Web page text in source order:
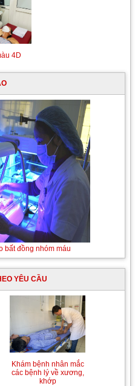
4D
bất đồng nhóm máu
YÊU CẦU
Khám bệnh nhân mắc
các bệnh lý về xương,
khớp